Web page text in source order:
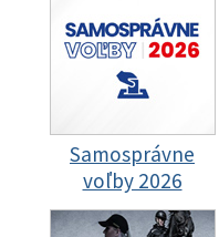
Samosprávne
voľby 2026